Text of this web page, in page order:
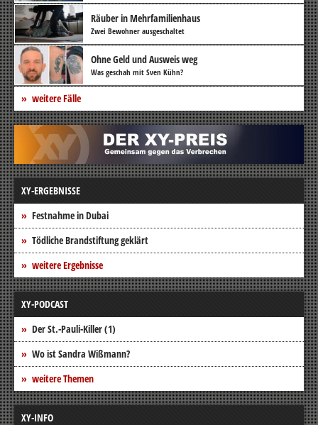
Räuber in Mehrfamilienhaus
Zwei Bewohner ausgeschaltet
Ohne Geld und Ausweis weg
Was geschah mit Sven Kühn?
weitere Fälle
XY-ERGEBNISSE
Festnahme in Dubai
Tödliche Brandstiftung geklärt
weitere Ergebnisse
XY-PODCAST
Der St.-Pauli-Killer (1)
Wo ist Sandra Wißmann?
weitere Themen
XY-INFO